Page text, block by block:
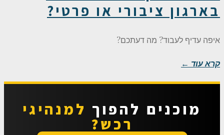
בארגון ציבורי או פרטי?
איפה עדיף לעבוד? מה דעתכם?
קרא עוד ←
מוכנים להפוך למנהיגי
רכש?